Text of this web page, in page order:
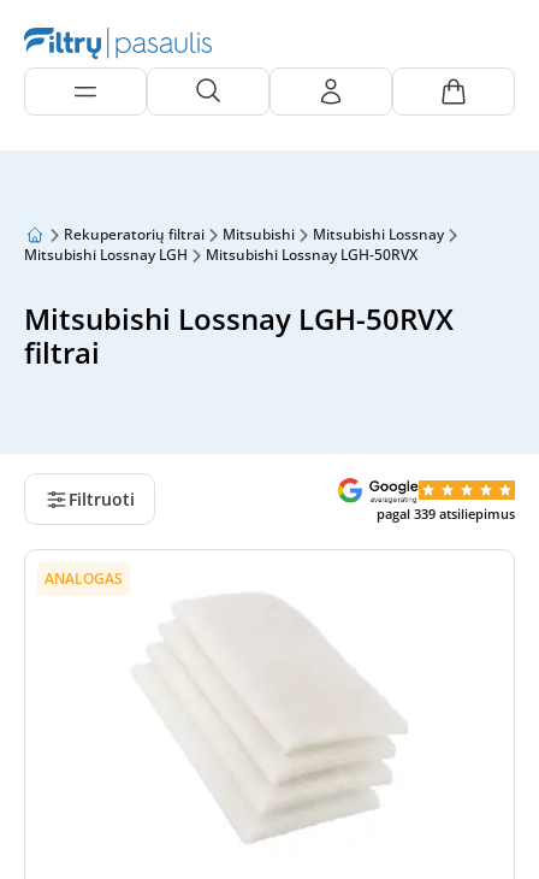
Rekuperatorių filtrai Mitsubishi
Mitsubishi Lossnay
Mitsubishi Lossnay LGH
Mitsubishi Lossnay LGH-50RVX
Mitsubishi Lossnay LGH-50RVX
filtrai
Filtruoti
pagal 339 atsiliepimus
ANALOGAS